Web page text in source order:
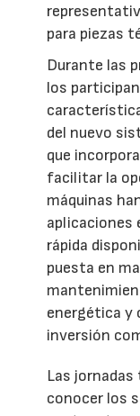
para piezas
Durante las
los
del nuevo
que
facilitar la
máquinas
aplicaciones
rápida
puesta en
energética
inversión
Las
conocer los